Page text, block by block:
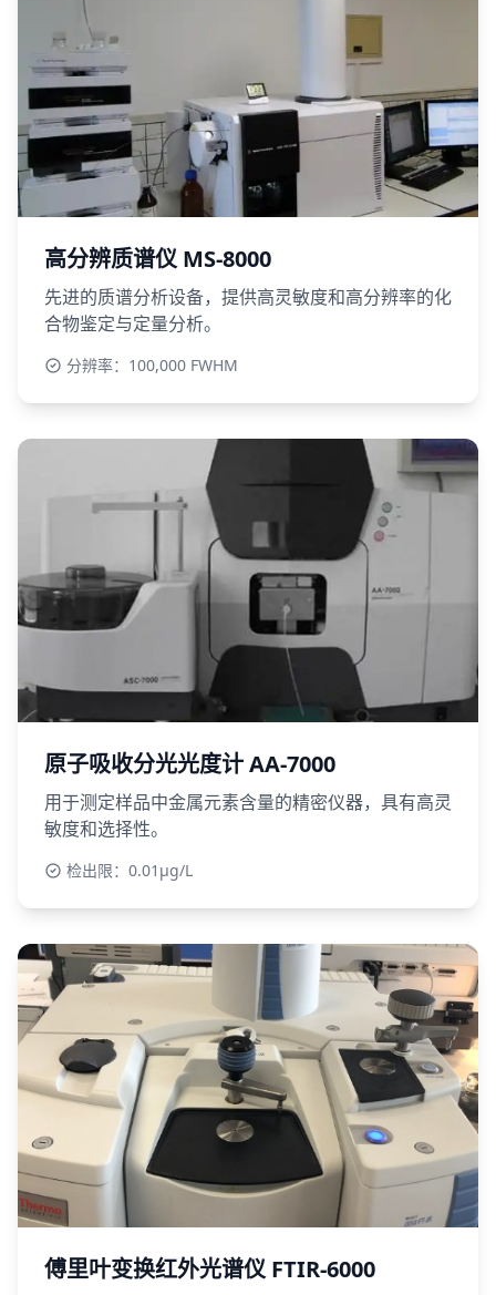
高分辨质谱仪 MS-8000
先进的质谱分析设备，提供高灵敏度和高分辨率的化
合物鉴定与定量分析。
分辨率：100,000 FWHM
原子吸收分光光度计 AA-7000
用于测定样品中金属元素含量的精密仪器，具有高灵
敏度和选择性。
检出限：0.01μg/L
傅里叶变换红外光谱仪 FTIR-6000